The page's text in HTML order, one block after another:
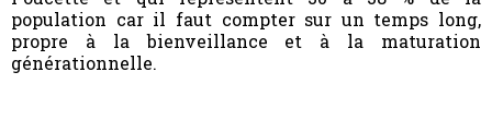
population car il faut compter sur un temps long,
propre à la bienveillance et à la maturation
générationnelle.